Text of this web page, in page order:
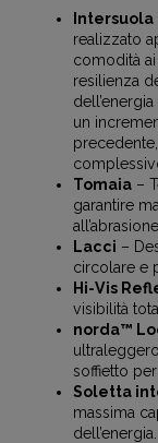
Intersuola
realizzato
comodità
resilienza
un
Tomaia –
garantire
Lacci –
circolare e
Hi-Vis
visibilità
norda™
soffietto
Soletta
massima
dell’energia.